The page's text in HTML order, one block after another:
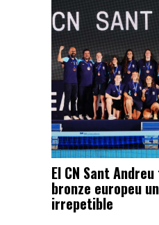
El CN Sant
bronze europeu
irrepetible